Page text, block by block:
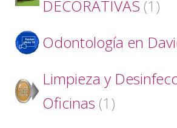
DECORATIVAS (1)
Odontología en
Limpieza y
Oficinas (1)